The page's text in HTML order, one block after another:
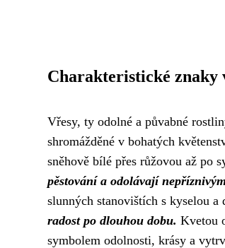
Charakteristické znaky
Vřesy, ty odolné a půvabné
shromážděné v bohatých
sněhově bílé přes růžovou až po
pěstování a odolávají
slunných stanovištích s kyselou a
radost po dlouhou dobu. Kvetou
symbolem odolnosti, krásy a